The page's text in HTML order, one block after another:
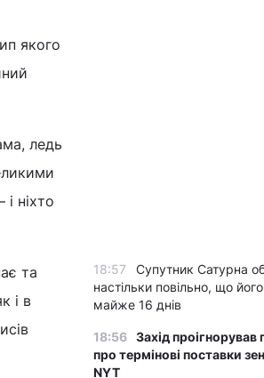
якого
ледь
ніхто
та
і в
18:57
Супутник Сатурна
настільки повільно, що
майже 16 днів
18:56 Захід
про термінові поставки
NYT